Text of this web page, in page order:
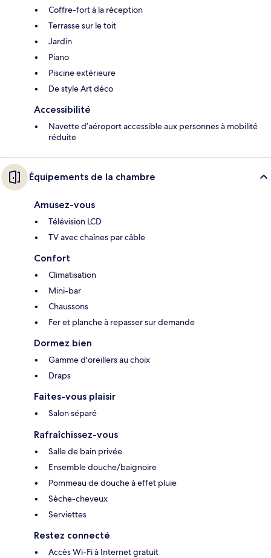
Coffre-fort à la réception
Terrasse sur le toit
Jardin
Piano
Piscine extérieure
De style Art déco
Accessibilité
Navette d’aéroport accessible aux personnes à mobilité
réduite
Équipements de la chambre
Amusez-vous
Télévision LCD
TV avec chaînes par câble
Confort
Climatisation
Mini-bar
Chaussons
Fer et planche à repasser sur demande
Dormez bien
Gamme d'oreillers au choix
Draps
Faites-vous plaisir
Salon séparé
Rafraîchissez-vous
Salle de bain privée
Ensemble douche/baignoire
Pommeau de douche à effet pluie
Sèche-cheveux
Serviettes
Restez connecté
Accès Wi-Fi à Internet gratuit